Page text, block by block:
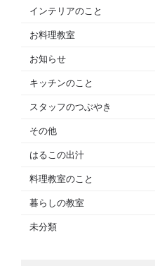
インテリアのこと
お料理教室
お知らせ
キッチンのこと
スタッフのつぶやき
その他
はるこの出汁
料理教室のこと
暮らしの教室
未分類